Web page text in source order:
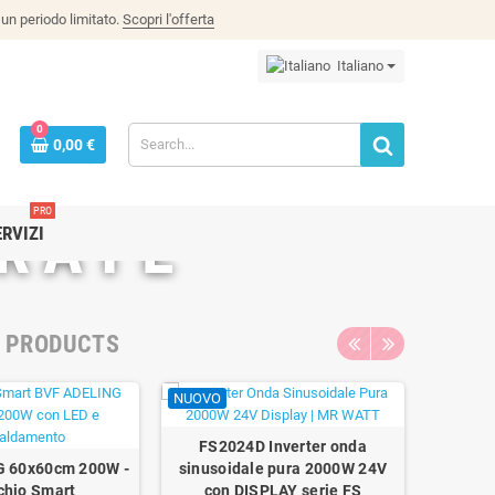
periodo limitato. Scopri l'offerta
Italiano
0
0,00 €
PRO
60x60cm 200W -
Smart
NUOVO
FS2024D Inverter onda
sinusoidale pura 2000W 24V
con DISPLAY serie FS